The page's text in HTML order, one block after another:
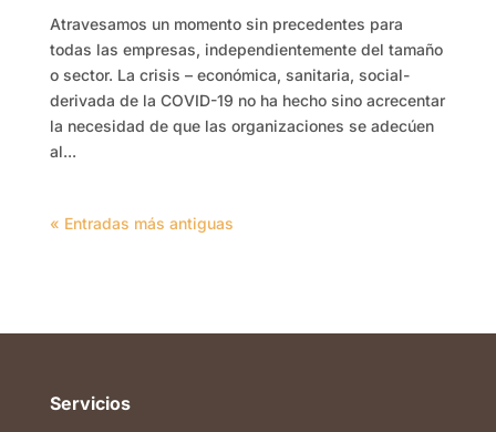
Atravesamos un momento sin precedentes para
todas las empresas, independientemente del tamaño
o sector. La crisis – económica, sanitaria, social-
derivada de la COVID-19 no ha hecho sino acrecentar
la necesidad de que las organizaciones se adecúen
al...
« Entradas más antiguas
Servicios